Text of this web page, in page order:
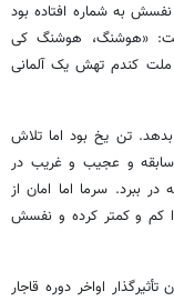
به شماره افتاده بود
«هوشنگ، هوشنگ کی
ملت کندم تهشیک آلمانی
تن یخ بود اما تلاش
و عجیب و غریب در
ببرد. سرما اما امان از
کم و کمتر کرده و نفسش
اواخر دوره قاجار